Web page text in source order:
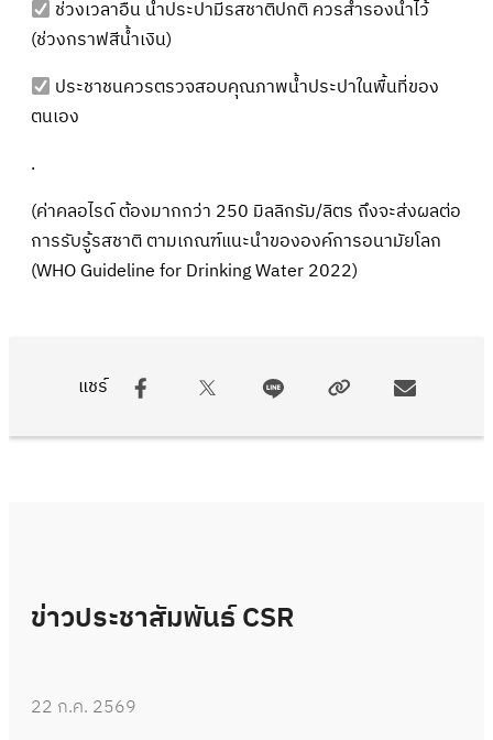
แชร์
ช่วงเวลาอื่น น้ำประปามีรสชาติปกติ ควรสำรองน้ำไว้
(ช่วงกราฟสีน้ำเงิน)
ประชาชนควรตรวจสอบคุณภาพน้ำประปาในพื้นที่ของ
ตนเอง
.
(ค่าคลอไรด์ ต้องมากกว่า 250 มิลลิกรัม/ลิตร ถึงจะส่งผลต่อ
การรับรู้รสชาติ ตามเกณฑ์แนะนำขององค์การอนามัยโลก
(WHO Guideline for Drinking Water 2022)
ข่าวประชาสัมพันธ์ CSR
22 ก.ค. 2569